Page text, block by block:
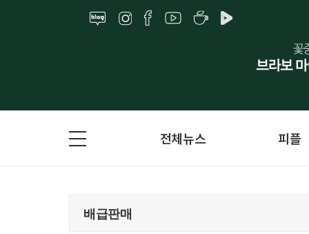
전체뉴스 피플